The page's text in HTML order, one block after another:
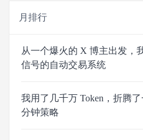
月排行
从一个爆火的 X 博主出发，
信号的自动交易系统
我用了几千万 Token，折腾了
分钟策略